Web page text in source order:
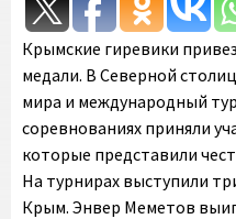
Крымские гиревики
медали. В Северной
мира и международный
соревнованиях приняли
которые представили
На турнирах выступили
Крым. Энвер Меметов